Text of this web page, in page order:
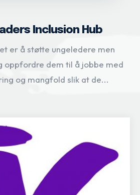
Inclusion Hub
er å støtte ungeledere men
oppfordre dem til å jobbe med
og mangfold slik at de...